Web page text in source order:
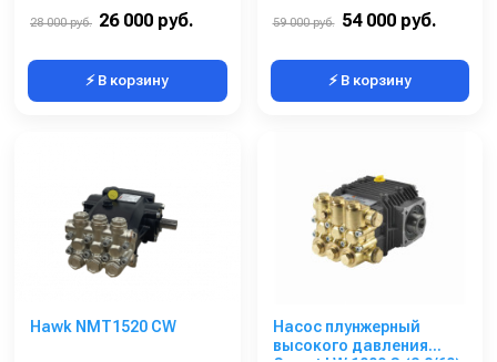
28 000 руб. 26 000 руб.
⚡ В корзину
59 000 руб. 54 000 руб.
⚡ В корзину
Hawk NMT1520 CW
Насос плунжерный
высокого давления